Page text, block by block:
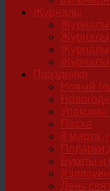
Журналы
Журналы
Журналы
Журналы
Праздники
Новый
Пасха
8 марта,
Подарки
Букеты и
День